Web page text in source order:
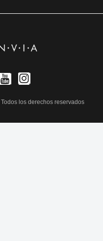
los derechos reservados